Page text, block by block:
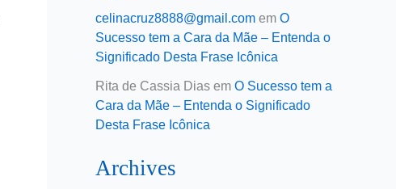
celinacruz8888@gmail.com em O
Sucesso tem a Cara da Mãe – Entenda o
Significado Desta Frase Icônica
Rita de Cassia Dias em O Sucesso tem a
Cara da Mãe – Entenda o Significado
Desta Frase Icônica
Archives